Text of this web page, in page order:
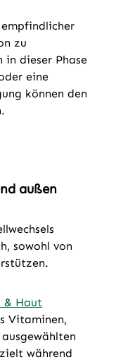
zu
in dieser Phase
eine
können den
außen
sowohl von
& Haut
Vitaminen,
während